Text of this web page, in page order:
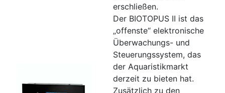
erschließen.
Der BIOTOPUS II ist das
„offenste“ elektronische
Überwachungs- und
Steuerungssystem, das
der Aquaristikmarkt
derzeit zu bieten hat.
Zusätzlich zu den